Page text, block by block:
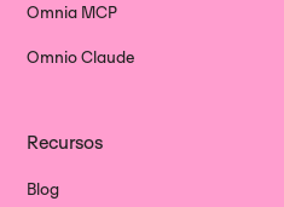
Omnia MCP
Omnio Claude
Recursos
Blog